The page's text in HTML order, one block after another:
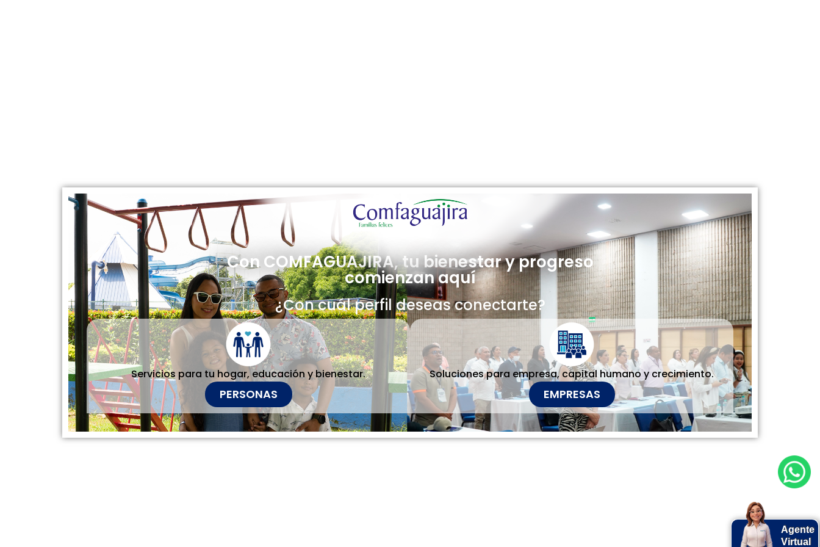
Con COMFAGUAJIRA, tu bienestar y progreso
comienzan aquí
¿Con cuál perfil deseas conectarte?
Servicios para tu hogar, educación y bienestar.
PERSONAS
Soluciones para empresa, capital humano y crecimiento.
EMPRESAS
Agente
Virtual